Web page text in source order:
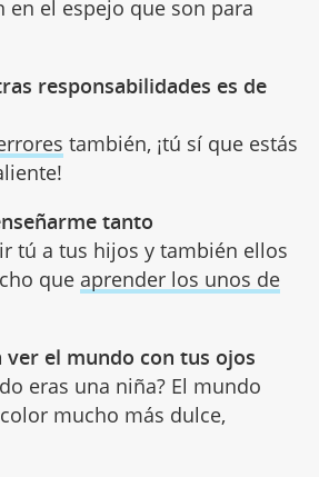
en el espejo que son para
responsabilidades es de
también, ¡tú sí que estás
tanto
tú a tus hijos y también ellos
que aprender los unos de
ver el mundo con tus ojos
eras una niña? El mundo
mucho más dulce,